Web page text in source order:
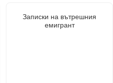
Записки на вътрешния
емигрант